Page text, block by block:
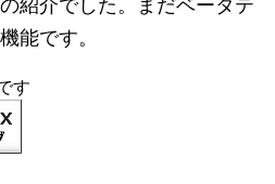
紹介でした。まだベータテ
能です。
す